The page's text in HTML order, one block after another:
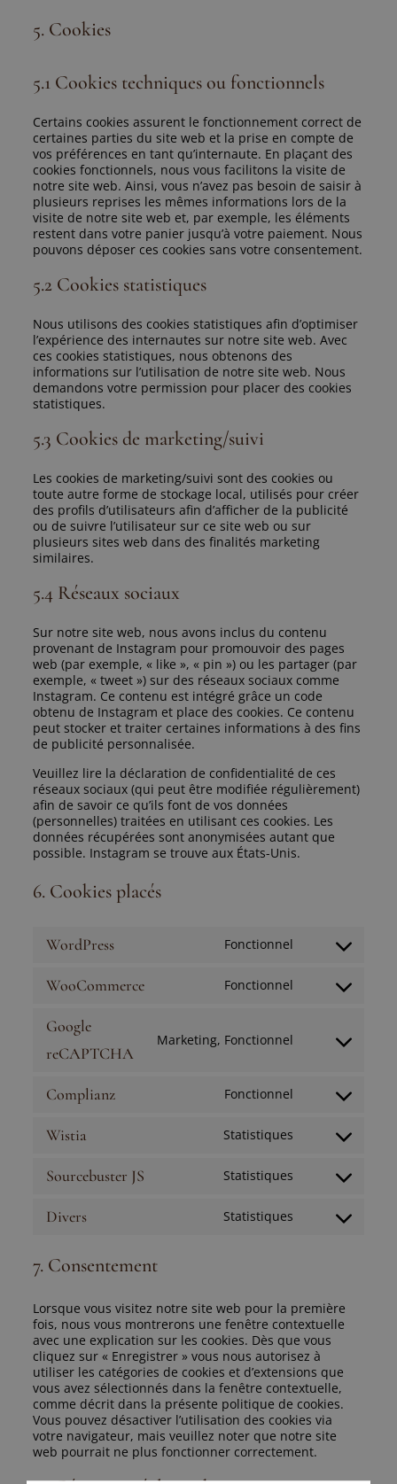
5. Cookies
5.1 Cookies techniques ou fonctionnels
Certains cookies assurent le fonctionnement correct de
certaines parties du site web et la prise en compte de
vos préférences en tant qu’internaute. En plaçant des
cookies fonctionnels, nous vous facilitons la visite de
notre site web. Ainsi, vous n’avez pas besoin de saisir à
plusieurs reprises les mêmes informations lors de la
visite de notre site web et, par exemple, les éléments
restent dans votre panier jusqu’à votre paiement. Nous
pouvons déposer ces cookies sans votre consentement.
5.2 Cookies statistiques
Nous utilisons des cookies statistiques afin d’optimiser
l’expérience des internautes sur notre site web. Avec
ces cookies statistiques, nous obtenons des
informations sur l’utilisation de notre site web. Nous
demandons votre permission pour placer des cookies
statistiques.
5.3 Cookies de marketing/suivi
Les cookies de marketing/suivi sont des cookies ou
toute autre forme de stockage local, utilisés pour créer
des profils d’utilisateurs afin d’afficher de la publicité
ou de suivre l’utilisateur sur ce site web ou sur
plusieurs sites web dans des finalités marketing
similaires.
5.4 Réseaux sociaux
Sur notre site web, nous avons inclus du contenu
provenant de Instagram pour promouvoir des pages
web (par exemple, « like », « pin ») ou les partager (par
exemple, « tweet ») sur des réseaux sociaux comme
Instagram. Ce contenu est intégré grâce un code
obtenu de Instagram et place des cookies. Ce contenu
peut stocker et traiter certaines informations à des fins
de publicité personnalisée.
Veuillez lire la déclaration de confidentialité de ces
réseaux sociaux (qui peut être modifiée régulièrement)
afin de savoir ce qu’ils font de vos données
(personnelles) traitées en utilisant ces cookies. Les
données récupérées sont anonymisées autant que
possible. Instagram se trouve aux États-Unis.
6. Cookies placés
WordPress Fonctionnel
Consent
service
wordpress
WooCommerce Fonctionnel
Consent
woocommerce
Google
reCAPTCHA
Marketing, Fonctionnel
Consent
google-
Complianz Fonctionnel
Consent
service
complianz
Wistia Statistiques
Consent
service
Sourcebuster JS Statistiques
Consent
service
sourcebuster-
Divers Statistiques
Consent
7. Consentement
Lorsque vous visitez notre site web pour la première
fois, nous vous montrerons une fenêtre contextuelle
avec une explication sur les cookies. Dès que vous
cliquez sur « Enregistrer » vous nous autorisez à
utiliser les catégories de cookies et d’extensions que
vous avez sélectionnés dans la fenêtre contextuelle,
comme décrit dans la présente politique de cookies.
Vous pouvez désactiver l’utilisation des cookies via
votre navigateur, mais veuillez noter que notre site
web pourrait ne plus fonctionner correctement.